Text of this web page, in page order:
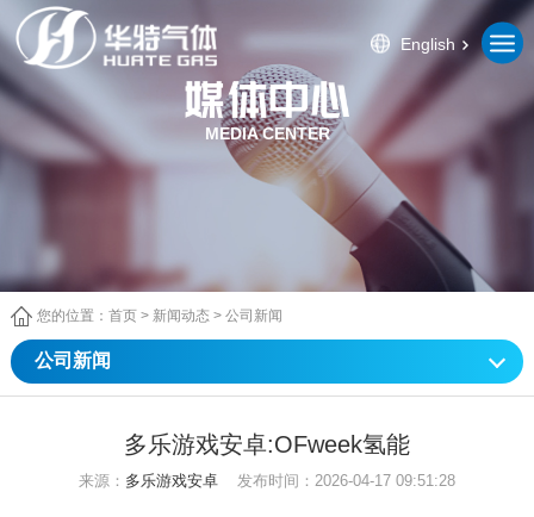
English
MEDIA CENTER
您的位置： 首页> 新闻动态 > 公司新闻
公司新闻
多乐游戏安卓:OFweek氢能
来源： 多乐游戏安卓 发布时间：2026-04-17 09:51:28